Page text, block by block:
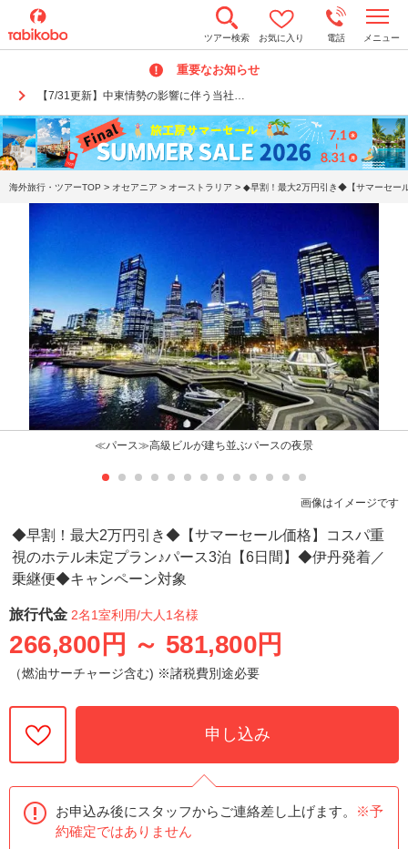
ツアー検索 お気に入り 電話 メニュー
重要なお知らせ
【7/31更新】中東情勢の影響に伴う当社…
o
n
a
v
i
g
海外旅行・ツアーTOP > オセアニア > オーストラリア > ◆早割！最大2万円引き◆【サマーセー
≪パース≫高級ビルが建ち並ぶパースの夜景
画像はイメージです
◆早割！最大2万円引き◆【サマーセール価格】コスパ重
視のホテル未定プラン♪パース3泊【6日間】◆伊丹発着／
乗継便◆キャンペーン対象
旅行代金 2名1室利用/大人1名様
266,800円 ～ 581,800円
（燃油サーチャージ含む) ※諸税費別途必要
申し込み
お申込み後にスタッフからご連絡差し上げます。
※予
約確定ではありません